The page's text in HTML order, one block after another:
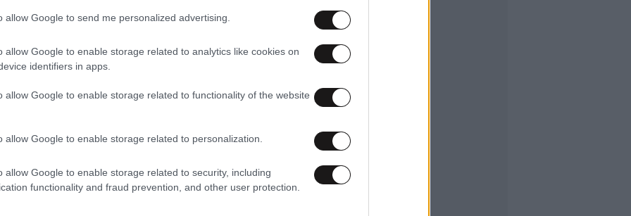
allow Google to send me personalized advertising.
allow Google to enable storage related to analytics like cookies on
identifiers in apps.
allow Google to enable storage related to functionality of the website
allow Google to enable storage related to personalization.
allow Google to enable storage related to security, including
functionality and fraud prevention, and other user protection.
ρεπερτόριο της: 𝐂𝐚𝐫𝐦𝐞𝐧, 𝐆𝐢𝐨𝐜𝐨𝐧𝐝𝐚,
την εκπομπή «ΜΥΘΟΝ ΑΓΑΣΣΑΜΕΝΟΙ»
γενικό τίτλο «LA CALLAS».